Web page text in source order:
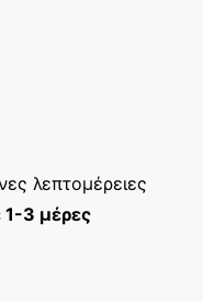
λεπτομέρειες
1-3 μέρες